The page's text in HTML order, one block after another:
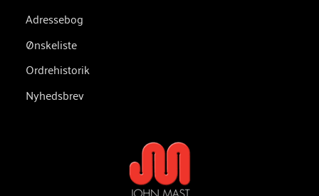
Adressebog
Ønskeliste
Ordrehistorik
Nyhedsbrev